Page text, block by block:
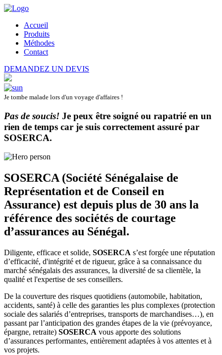
Accueil
Produits
Méthodes
Contact
DEMANDEZ UN DEVIS
Je tombe malade lors d'un voyage d'affaires !
Pas de soucis! Je peux être soigné ou rapatrié en un
rien de temps car je suis correctement assuré par
SOSERCA.
SOSERCA (Société Sénégalaise de
Représentation et de Conseil en
Assurance) est depuis plus de 30 ans la
référence des sociétés de courtage
d’assurances au Sénégal.
Diligente, efficace et solide, SOSERCA s’est forgée une réputation
d’efficacité, d'intégrité et de rigueur, grâce à sa connaissance du
marché sénégalais des assurances, la diversité de sa clientèle, la
qualité et l'expertise de ses conseillers.
De la couverture des risques quotidiens (automobile, habitation,
accidents, santé) à celle des garanties les plus complexes (protection
sociale des salariés d’entreprises, transports de marchandises…), en
passant par l’anticipation des grandes étapes de la vie (prévoyance,
épargne, retraite) SOSERCA vous apporte des solutions
d’assurances performantes, entièrement adaptées à vos attentes et à
vos projets.